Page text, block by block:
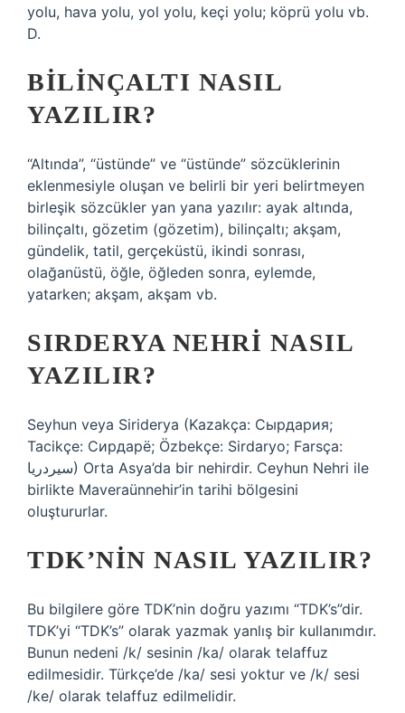
yolu, hava yolu, yol yolu, keçi yolu; köprü yolu vb.
D.
BILINÇALTI NASIL
YAZILIR?
“Altında”, “üstünde” ve “üstünde” sözcüklerinin
eklenmesiyle oluşan ve belirli bir yeri belirtmeyen
birleşik sözcükler yan yana yazılır: ayak altında,
bilinçaltı, gözetim (gözetim), bilinçaltı; akşam,
gündelik, tatil, gerçeküstü, ikindi sonrası,
olağanüstü, öğle, öğleden sonra, eylemde,
yatarken; akşam, akşam vb.
SIRDERYA NEHRI NASIL
YAZILIR?
Seyhun veya Siriderya (Kazakça: Сырдария;
Tacikçe: Сирдарё; Özbekçe: Sirdaryo; Farsça:
سيردريا) Orta Asya’da bir nehirdir. Ceyhun Nehri ile
birlikte Maveraünnehir’in tarihi bölgesini
oluştururlar.
TDK’NIN NASIL YAZILIR?
Bu bilgilere göre TDK’nin doğru yazımı “TDK’s”dir.
TDK’yi “TDK’s” olarak yazmak yanlış bir kullanımdır.
Bunun nedeni /k/ sesinin /ka/ olarak telaffuz
edilmesidir. Türkçe’de /ka/ sesi yoktur ve /k/ sesi
/ke/ olarak telaffuz edilmelidir.